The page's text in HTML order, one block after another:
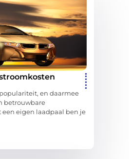
en daarmee
betrouwbare
een eigen laadpaal ben je